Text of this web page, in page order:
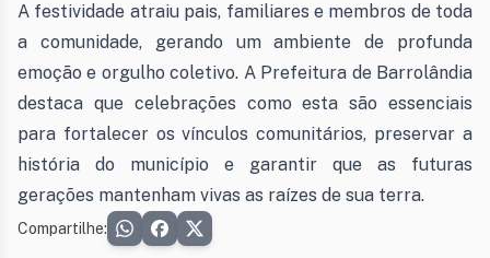
A festividade atraiu pais, familiares e membros de toda
a comunidade, gerando um ambiente de profunda
emoção e orgulho coletivo. A Prefeitura de Barrolândia
destaca que celebrações como esta são essenciais
para fortalecer os vínculos comunitários, preservar a
história do município e garantir que as futuras
gerações mantenham vivas as raízes de sua terra.
Compartilhe: